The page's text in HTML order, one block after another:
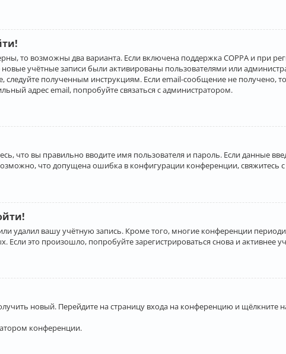
то возможны два варианта. Если включена поддержка COPPA и при
учётные записи были активированы пользователями или
следуйте полученным инструкциям. Если email-сообщение не получено,
адрес email, попробуйте связаться с администратором.
что вы правильно вводите имя пользователя и пароль. Если данные
что допущена ошибка в конфигурации конференции, свяжитесь
удалил вашу учётную запись. Кроме того, многие конференции
это произошло, попробуйте зарегистрироваться снова и активнее
новый. Перейдите на страницу входа на конференцию и щёлкните
конференции.